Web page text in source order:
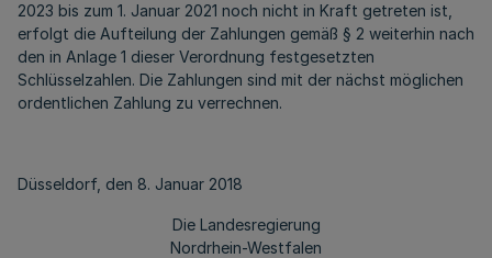
2023 bis zum 1. Januar 2021 noch nicht in Kraft getreten ist,
erfolgt die Aufteilung der Zahlungen gemäß § 2 weiterhin nach
den in Anlage 1 dieser Verordnung festgesetzten
Schlüsselzahlen. Die Zahlungen sind mit der nächst möglichen
ordentlichen Zahlung zu verrechnen.
Düsseldorf, den 8. Januar 2018
Die Landesregierung
Nordrhein-Westfalen